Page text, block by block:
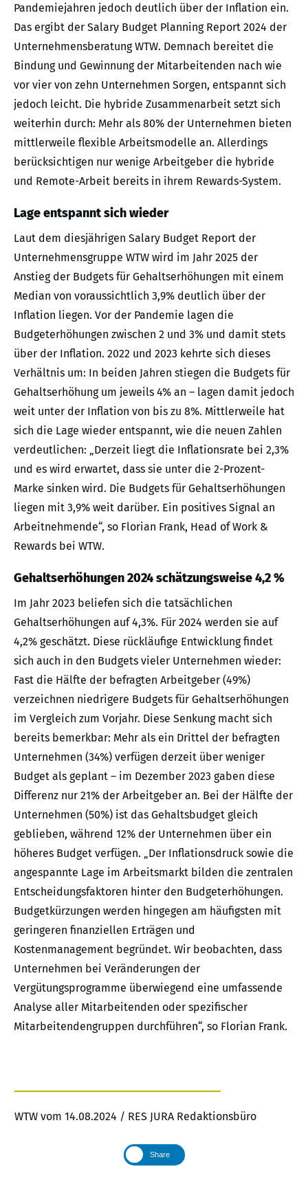
Pandemiejahren jedoch deutlich über der Inflation ein.
Das ergibt der Salary Budget Planning Report 2024 der
Unternehmensberatung WTW. Demnach bereitet die
Bindung und Gewinnung der Mitarbeitenden nach wie
vor vier von zehn Unternehmen Sorgen, entspannt sich
jedoch leicht. Die hybride Zusammenarbeit setzt sich
weiterhin durch: Mehr als 80% der Unternehmen bieten
mittlerweile flexible Arbeitsmodelle an. Allerdings
berücksichtigen nur wenige Arbeitgeber die hybride
und Remote-Arbeit bereits in ihrem Rewards-System.
Lage entspannt sich wieder
Laut dem diesjährigen Salary Budget Report der
Unternehmensgruppe WTW wird im Jahr 2025 der
Anstieg der Budgets für Gehaltserhöhungen mit einem
Median von voraussichtlich 3,9% deutlich über der
Inflation liegen. Vor der Pandemie lagen die
Budgeterhöhungen zwischen 2 und 3% und damit stets
über der Inflation. 2022 und 2023 kehrte sich dieses
Verhältnis um: In beiden Jahren stiegen die Budgets für
Gehaltserhöhung um jeweils 4% an – lagen damit jedoch
weit unter der Inflation von bis zu 8%. Mittlerweile hat
sich die Lage wieder entspannt, wie die neuen Zahlen
verdeutlichen: „Derzeit liegt die Inflationsrate bei 2,3%
und es wird erwartet, dass sie unter die 2-Prozent-
Marke sinken wird. Die Budgets für Gehaltserhöhungen
liegen mit 3,9% weit darüber. Ein positives Signal an
Arbeitnehmende“, so Florian Frank, Head of Work &
Rewards bei WTW.
Gehaltserhöhungen 2024 schätzungsweise 4,2 %
Im Jahr 2023 beliefen sich die tatsächlichen
Gehaltserhöhungen auf 4,3%. Für 2024 werden sie auf
4,2% geschätzt. Diese rückläufige Entwicklung findet
sich auch in den Budgets vieler Unternehmen wieder:
Fast die Hälfte der befragten Arbeitgeber (49%)
verzeichnen niedrigere Budgets für Gehaltserhöhungen
im Vergleich zum Vorjahr. Diese Senkung macht sich
bereits bemerkbar: Mehr als ein Drittel der befragten
Unternehmen (34%) verfügen derzeit über weniger
Budget als geplant – im Dezember 2023 gaben diese
Differenz nur 21% der Arbeitgeber an. Bei der Hälfte der
Unternehmen (50%) ist das Gehaltsbudget gleich
geblieben, während 12% der Unternehmen über ein
höheres Budget verfügen. „Der Inflationsdruck sowie die
angespannte Lage im Arbeitsmarkt bilden die zentralen
Entscheidungsfaktoren hinter den Budgeterhöhungen.
Budgetkürzungen werden hingegen am häufigsten mit
geringeren finanziellen Erträgen und
Kostenmanagement begründet. Wir beobachten, dass
Unternehmen bei Veränderungen der
Vergütungsprogramme überwiegend eine umfassende
Analyse aller Mitarbeitenden oder spezifischer
Mitarbeitendengruppen durchführen“, so Florian Frank.
WTW vom 14.08.2024 / RES JURA Redaktionsbüro
Share